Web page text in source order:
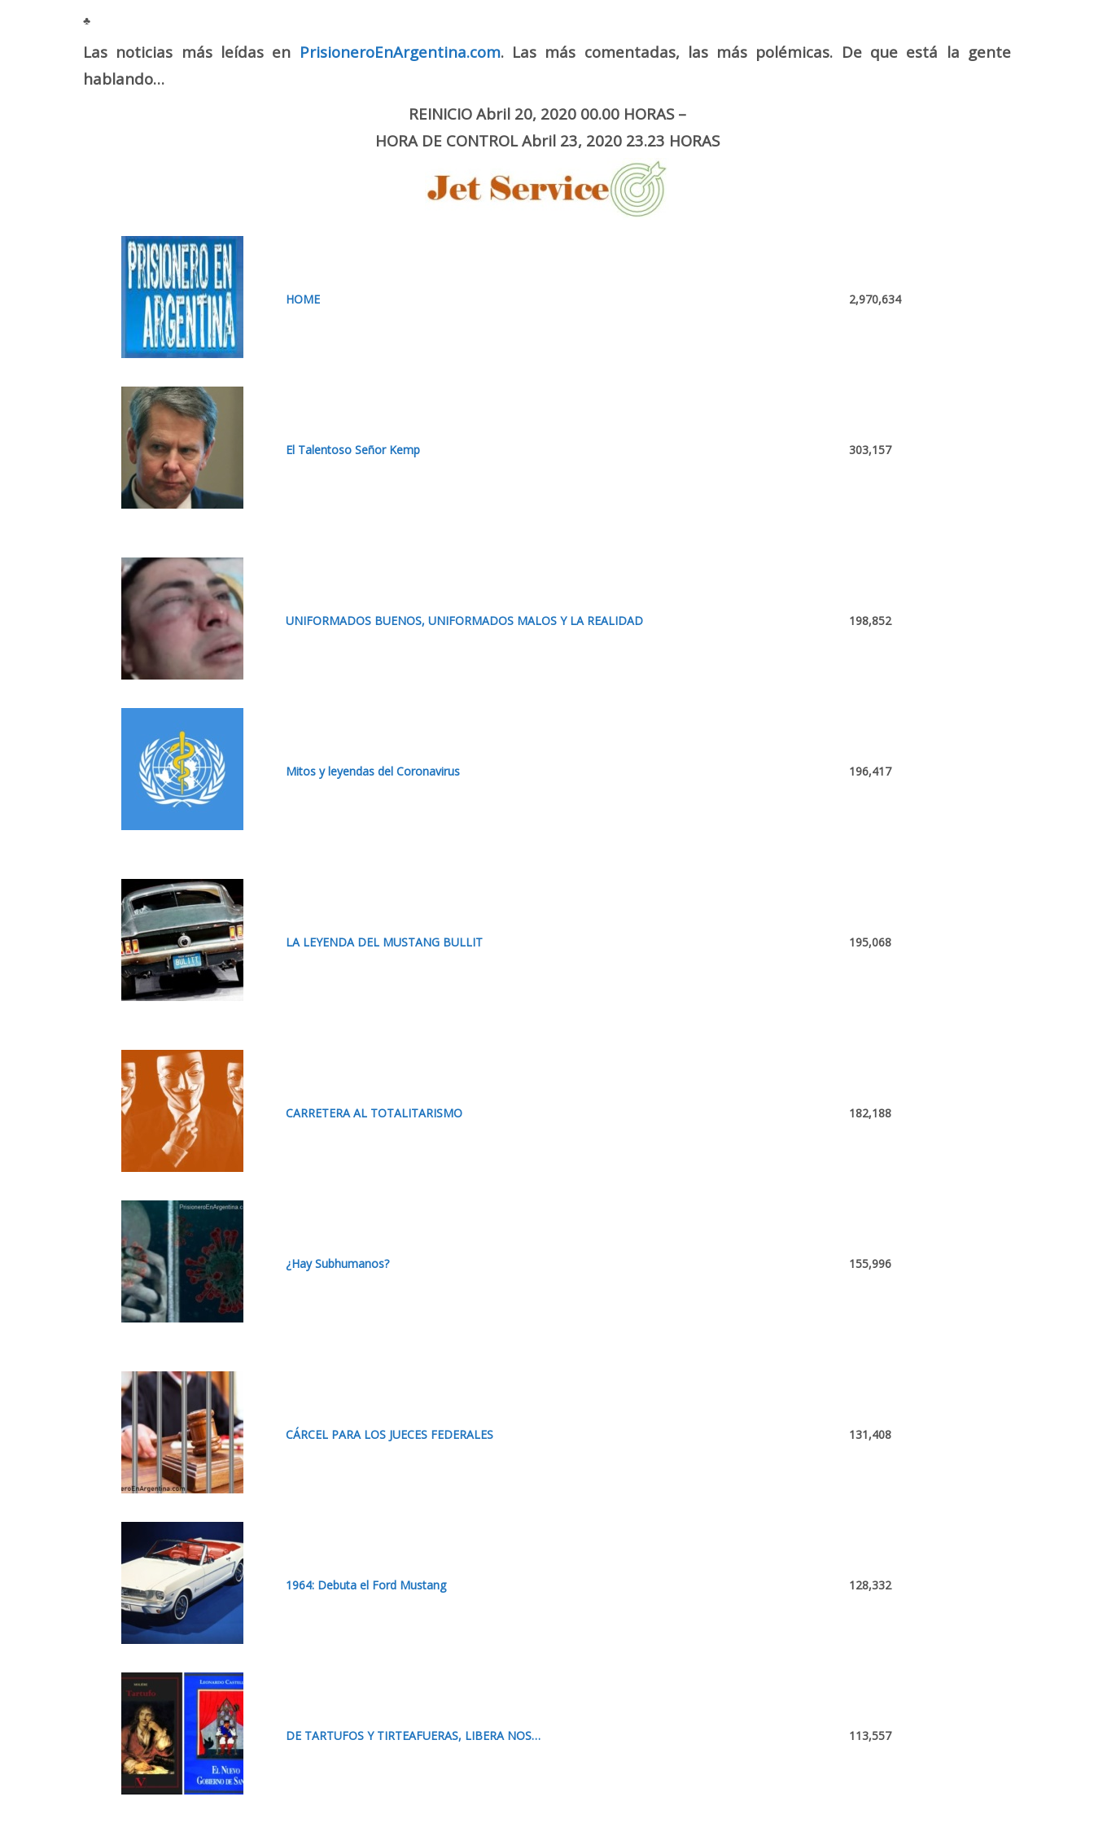
♣
Las noticias más leídas en PrisioneroEnArgentina.com. Las más comentadas, las más polémicas. De que está la gente
hablando…
REINICIO Abril 20, 2020 00.00 HORAS –
HORA DE CONTROL Abril 23, 2020 23.23 HORAS
HOME 2,970,634
El Talentoso Señor Kemp 303,157
UNIFORMADOS BUENOS, UNIFORMADOS MALOS Y LA REALIDAD 198,852
Mitos y leyendas del Coronavirus 196,417
LA LEYENDA DEL MUSTANG BULLIT 195,068
CARRETERA AL TOTALITARISMO 182,188
¿Hay Subhumanos? 155,996
CÁRCEL PARA LOS JUECES FEDERALES 131,408
1964: Debuta el Ford Mustang 128,332
DE TARTUFOS Y TIRTEAFUERAS, LIBERA NOS… 113,557